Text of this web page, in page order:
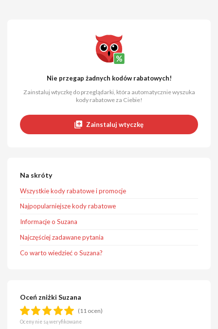
Nie przegap żadnych kodów rabatowych!
Zainstaluj wtyczkę do przeglądarki, która automatycznie wyszuka
kody rabatowe za Ciebie!
Zainstaluj wtyczkę
Na skróty
Wszystkie kody rabatowe i promocje
Najpopularniejsze kody rabatowe
Informacje o Suzana
Najczęściej zadawane pytania
Co warto wiedzieć o Suzana?
Oceń zniżki Suzana
(11 ocen)
Oceny nie są weryfikowane